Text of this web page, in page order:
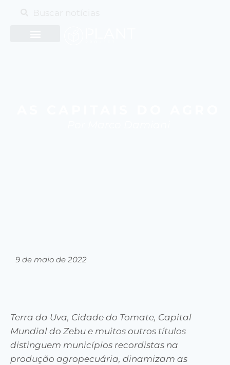
9 de maio de 2022
Terra da Uva, Cidade do Tomate, Capital
Mundial do Zebu e muitos outros títulos
distinguem municípios recordistas na
produção agropecuária, dinamizam as